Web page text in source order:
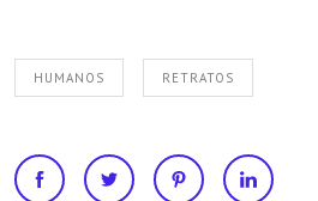
HUMANOS RETRATOS